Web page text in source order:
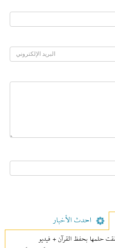
احدث الأخبار
حلمها بحفظ القرآن + فيديو